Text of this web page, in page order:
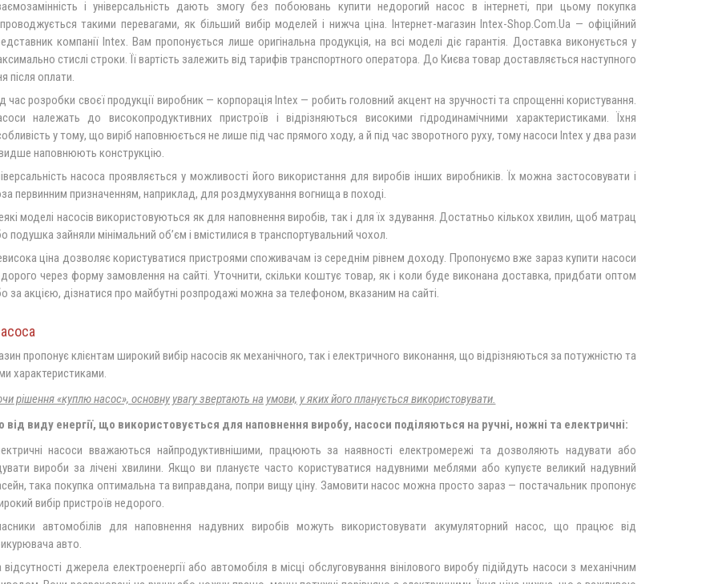
і універсальність дають змогу без побоювань купити недорогий насос в інтернеті, при цьому покупка
такими перевагами, як більший вибір моделей і нижча ціна. Інтернет-магазин Intex-Shop.Com.Ua — офіційний
компанії Intex. Вам пропонується лише оригінальна продукція, на всі моделі діє гарантія. Доставка виконується у
стислі строки. Її вартість залежить від тарифів транспортного оператора. До Києва товар доставляється наступного
після оплати.
час розробки своєї продукції виробник — корпорація Intex — робить головний акцент на зручності та спрощенні користування.
належать до високопродуктивних пристроїв і відрізняються високими гідродинамічними характеристиками. Їхня
у тому, що виріб наповнюється не лише під час прямого ходу, а й під час зворотного руху, тому насоси Intex у два рази
наповнюють конструкцію.
насоса проявляється у можливості його використання для виробів інших виробників. Їх можна застосовувати і
первинним призначенням, наприклад, для роздмухування вогнища в поході.
моделі насосів використовуються як для наповнення виробів, так і для їх здування. Достатньо кількох хвилин, щоб матрац
подушка зайняли мінімальний об’єм і вмістилися в транспортувальний чохол.
ціна дозволяє користуватися пристроями споживачам із середнім рівнем доходу. Пропонуємо вже зараз купити насоси
через форму замовлення на сайті. Уточнити, скільки коштує товар, як і коли буде виконана доставка, придбати оптом
за акцією, дізнатися про майбутні розпродажі можна за телефоном, вказаним на сайті.
пропонує клієнтам широкий вибір насосів як механічного, так і електричного виконання, що відрізняються за потужністю та
характеристиками.
рішення «куплю насос», основну увагу звертають на умови, у яких його планується використовувати.
від виду енергії, що використовується для наповнення виробу, насоси поділяються на ручні, ножні та електричні:
насоси вважаються найпродуктивнішими, працюють за наявності електромережі та дозволяють надувати або
вироби за лічені хвилини. Якщо ви плануєте часто користуватися надувними меблями або купуєте великий надувний
така покупка оптимальна та виправдана, попри вищу ціну. Замовити насос можна просто зараз — постачальник пропонує
вибір пристроїв недорого.
автомобілів для наповнення надувних виробів можуть використовувати акумуляторний насос, що працює від
авто.
відсутності джерела електроенергії або автомобіля в місці обслуговування вінілового виробу підійдуть насоси з механічним